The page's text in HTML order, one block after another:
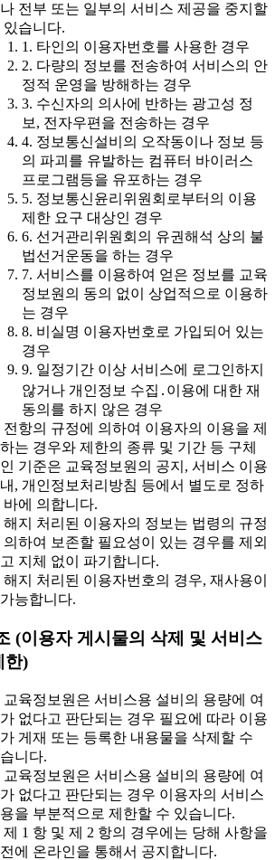
전부 또는 일부의 서비스 제공을 중지할
있습니다.
1. 타인의 이용자번호를 사용한 경우
2. 다량의 정보를 전송하여 서비스의 안
정적 운영을 방해하는 경우
3. 수신자의 의사에 반하는 광고성 정
보, 전자우편을 전송하는 경우
4. 정보통신설비의 오작동이나 정보 등
의 파괴를 유발하는 컴퓨터 바이러스
프로그램등을 유포하는 경우
5. 정보통신윤리위원회로부터의 이용
제한 요구 대상인 경우
6. 선거관리위원회의 유권해석 상의 불
법선거운동을 하는 경우
7. 서비스를 이용하여 얻은 정보를 교육
정보원의 동의 없이 상업적으로 이용하
는 경우
8. 비실명 이용자번호로 가입되어 있는
경우
9. 일정기간 이상 서비스에 로그인하지
않거나 개인정보 수집․이용에 대한 재
동의를 하지 않은 경우
항의 규정에 의하여 이용자의 이용을 제
는 경우와 제한의 종류 및 기간 등 구체
기준은 교육정보원의 공지, 서비스 이용
, 개인정보처리방침 등에서 별도로 정하
바에 의합니다.
지 처리된 이용자의 정보는 법령의 규정
의하여 보존할 필요성이 있는 경우를 제외
지체 없이 파기합니다.
지 처리된 이용자번호의 경우, 재사용이
능합니다.
(이용자 게시물의 삭제 및 서비스
한)
육정보원은 서비스용 설비의 용량에 여
없다고 판단되는 경우 필요에 따라 이용
게재 또는 등록한 내용물을 삭제할 수
니다.
육정보원은 서비스용 설비의 용량에 여
없다고 판단되는 경우 이용자의 서비스
을 부분적으로 제한할 수 있습니다.
1 항 및 제 2 항의 경우에는 당해 사항을
에 온라인을 통해서 공지합니다.